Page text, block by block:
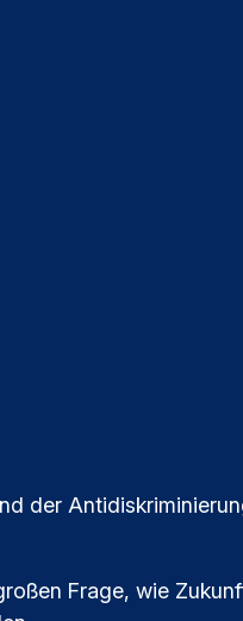
der
Frage, wie